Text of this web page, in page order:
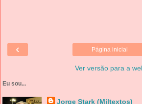
‹ Página inicial
Ver versão para a
Eu sou...
Jorge Stark (Miltextos)